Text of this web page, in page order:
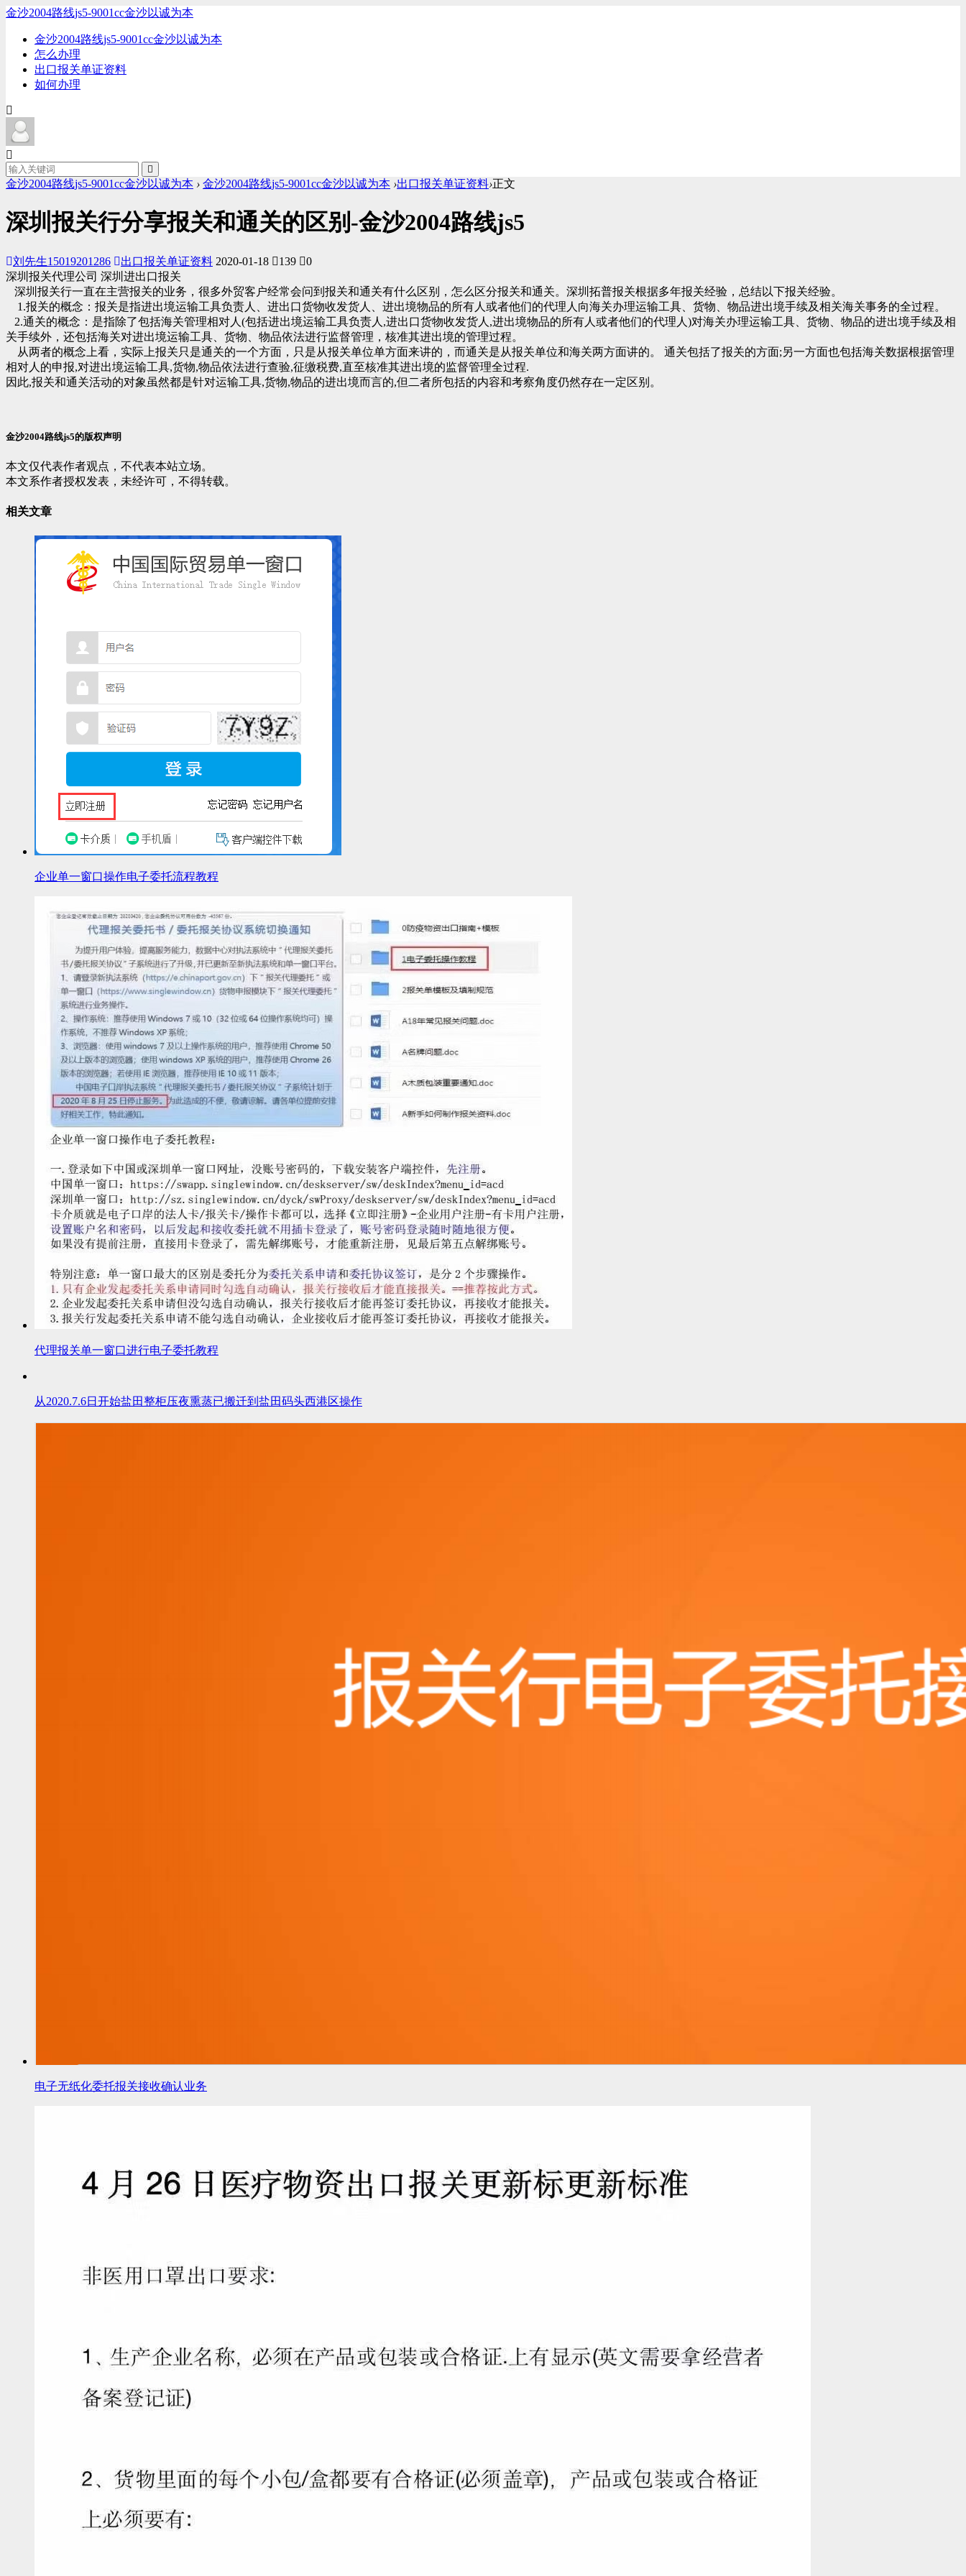
金沙2004路线js5-9001cc金沙以诚为本
金沙2004路线js5-9001cc金沙以诚为本
怎么办理
出口报关单证资料
如何办理
金沙2004路线js5-9001cc金沙以诚为本 › 金沙2004路线js5-9001cc金沙以诚为本 ›出口报关单证资料›正文
深圳报关行分享报关和通关的区别-金沙2004路线js5
刘先生15019201286 出口报关单证资料 2020-01-18 139
0
深圳报关代理公司 深圳进出口报关
深圳报关行一直在主营报关的业务，很多外贸客户经常会问到报关和通关有什么区别，怎么区分报关和通关。深圳拓普报关根据多年报关经验，总结以下报关经验。
1.报关的概念：报关是指进出境运输工具负责人、进出口货物收发货人、进出境物品的所有人或者他们的代理人向海关办理运输工具、货物、物品进出境手续及相关海关事务的全过程。
2.通关的概念：是指除了包括海关管理相对人(包括进出境运输工具负责人,进出口货物收发货人,进出境物品的所有人或者他们的代理人)对海关办理运输工具、货物、物品的进出境手续及相
关手续外，还包括海关对进出境运输工具、货物、物品依法进行监督管理，核准其进出境的管理过程。
从两者的概念上看，实际上报关只是通关的一个方面，只是从报关单位单方面来讲的，而通关是从报关单位和海关两方面讲的。 通关包括了报关的方面;另一方面也包括海关数据根据管理
相对人的申报,对进出境运输工具,货物,物品依法进行查验,征缴税费,直至核准其进出境的监督管理全过程.
因此,报关和通关活动的对象虽然都是针对运输工具,货物,物品的进出境而言的,但二者所包括的内容和考察角度仍然存在一定区别。
金沙2004路线js5的版权声明
本文仅代表作者观点，不代表本站立场。
本文系作者授权发表，未经许可，不得转载。
相关文章
企业单一窗口操作电子委托流程教程
代理报关单一窗口进行电子委托教程
从2020.7.6日开始盐田整柜压夜熏蒸已搬迁到盐田码头西港区操作
电子无纸化委托报关接收确认业务